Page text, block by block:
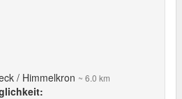
/ Himmelkron ~ 6.0 km